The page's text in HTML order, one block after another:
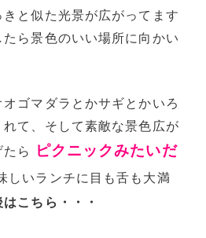
きと似た光景が広がってます
ら景色のいい場所に向かい
ゴマダラとかサギとかいろ
て、そして素敵な景色広が
ら
ピクニックみたいだ
しいランチに目も舌も大満
こちら・・・